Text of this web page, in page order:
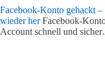
Facebook-Konto gehackt
wieder herFacebook-
Account schnell und